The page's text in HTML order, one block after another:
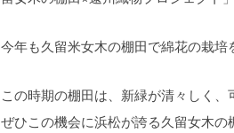
今年も久留米女木の棚田で綿花の栽培
この時期の棚田は、新緑が清々しく
ぜひこの機会に浜松が誇る久留女木の